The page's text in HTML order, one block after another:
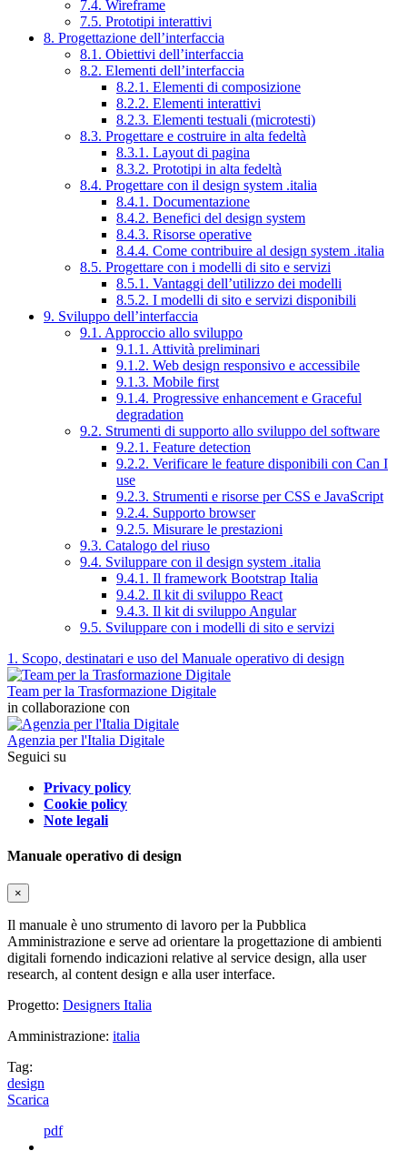
7.4. Wireframe
7.5. Prototipi interattivi
8. Progettazione dell’interfaccia
8.1. Obiettivi dell’interfaccia
8.2. Elementi dell’interfaccia
8.2.1. Elementi di composizione
8.2.2. Elementi interattivi
8.2.3. Elementi testuali (microtesti)
8.3. Progettare e costruire in alta fedeltà
8.3.1. Layout di pagina
8.3.2. Prototipi in alta fedeltà
8.4. Progettare con il design system .italia
8.4.1. Documentazione
8.4.2. Benefici del design system
8.4.3. Risorse operative
8.4.4. Come contribuire al design system .italia
8.5. Progettare con i modelli di sito e servizi
8.5.1. Vantaggi dell’utilizzo dei modelli
8.5.2. I modelli di sito e servizi disponibili
9. Sviluppo dell’interfaccia
9.1. Approccio allo sviluppo
9.1.1. Attività preliminari
9.1.2. Web design responsivo e accessibile
9.1.3. Mobile first
9.1.4. Progressive enhancement e Graceful
degradation
9.2. Strumenti di supporto allo sviluppo del software
9.2.1. Feature detection
9.2.2. Verificare le feature disponibili con Can I
use
9.2.3. Strumenti e risorse per CSS e JavaScript
9.2.4. Supporto browser
9.2.5. Misurare le prestazioni
9.3. Catalogo del riuso
9.4. Sviluppare con il design system .italia
9.4.1. Il framework Bootstrap Italia
9.4.2. Il kit di sviluppo React
9.4.3. Il kit di sviluppo Angular
9.5. Sviluppare con i modelli di sito e servizi
1. Scopo, destinatari e uso del Manuale operativo di design
Team per la Trasformazione Digitale
in collaborazione con
Agenzia per l'Italia Digitale
Seguici su
Privacy policy
Cookie policy
Note legali
Manuale operativo di design
×
Il manuale è uno strumento di lavoro per la Pubblica
Amministrazione e serve ad orientare la progettazione di ambienti
digitali fornendo indicazioni relative al service design, alla user
research, al content design e alla user interface.
Progetto: Designers Italia
Amministrazione: italia
Tag:
design
Scarica
pdf